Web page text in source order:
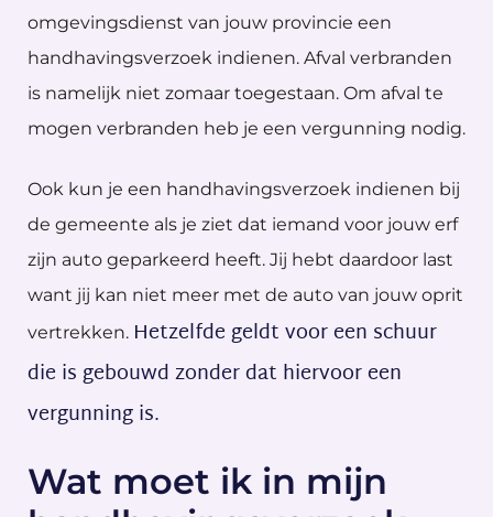
omgevingsdienst van jouw provincie een
handhavingsverzoek indienen. Afval verbranden
is namelijk niet zomaar toegestaan. Om afval te
mogen verbranden heb je een vergunning nodig.
Ook kun je een handhavingsverzoek indienen bij
de gemeente als je ziet dat iemand voor jouw erf
zijn auto geparkeerd heeft. Jij hebt daardoor last
want jij kan niet meer met de auto van jouw oprit
vertrekken. Hetzelfde geldt voor een schuur
die is gebouwd zonder dat hiervoor een
vergunning is.
Wat moet ik in mijn